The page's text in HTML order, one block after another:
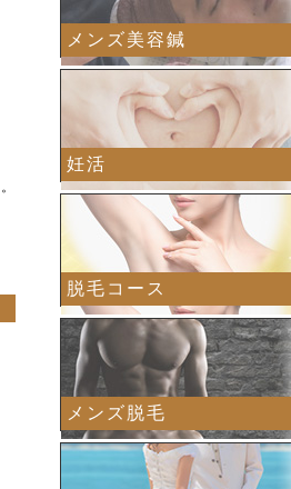
。
メンズ美容鍼
妊活
脱毛コース
メンズ脱毛